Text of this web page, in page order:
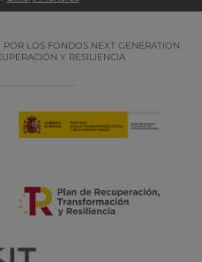
LOS FONDOS NEXT GENERATION
Y RESILIENCIA